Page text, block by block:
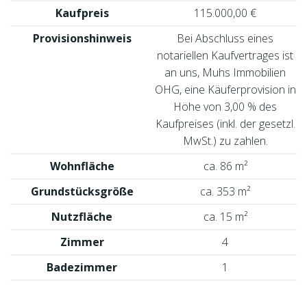
Kaufpreis
115.000,00 €
Provisionshinweis
Bei Abschluss eines
notariellen Kaufvertrages ist
an uns, Muhs Immobilien
OHG, eine Käuferprovision in
Höhe von 3,00 % des
Kaufpreises (inkl. der gesetzl.
MwSt.) zu zahlen.
Wohnfläche
ca. 86 m²
Grundstücksgröße
ca. 353 m²
Nutzfläche
ca. 15 m²
Zimmer
4
Badezimmer
1